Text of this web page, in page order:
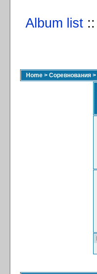
Album list ::
Home > Соревнования >